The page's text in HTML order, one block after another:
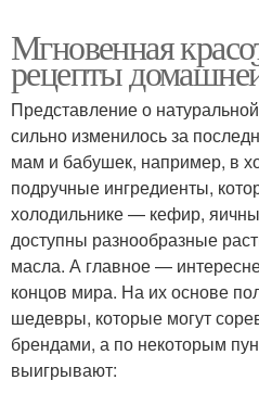
Мгновенная
рецепты
Представление о
сильно изменилось за
мам и бабушек, например, в
подручные ингредиенты,
холодильнике — кефир,
доступны разнообразные
масла. А главное —
концов мира. На их основе
шедевры, которые могут
брендами, а по некоторым
выигрывают: